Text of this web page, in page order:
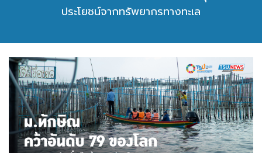
ประโยชน์จากทรัพยากรทางทะเล